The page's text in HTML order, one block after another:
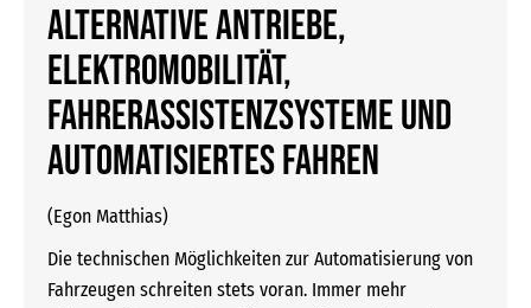
Alternative Antriebe,
Elektromobilität,
Fahrerassistenzsysteme und
automatisiertes Fahren
(Egon Matthias)
Die technischen Möglichkeiten zur Automatisierung von
Fahrzeugen schreiten stets voran. Immer mehr